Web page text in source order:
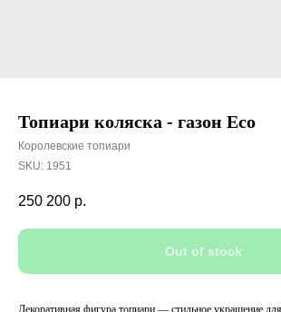
Топиари коляска - газон Eco
Королевские топиари
SKU: 1951
250 200 р.
Out of stock